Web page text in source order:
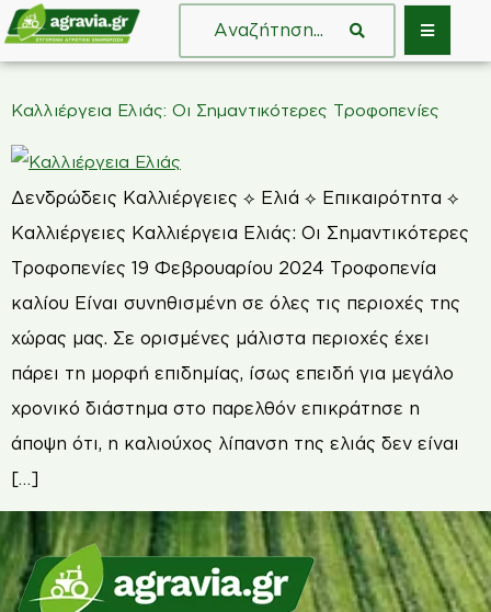
Καλλιέργεια Ελιάς: Οι Σημαντικότερες Τροφοπενίες
Δενδρώδεις Καλλιέργειες ⟡ Ελιά ⟡ Επικαιρότητα ⟡
Καλλιέργειες Καλλιέργεια Ελιάς: Οι Σημαντικότερες
Τροφοπενίες 19 Φεβρουαρίου 2024 Τροφοπενία
καλίου Είναι συνηθισμένη σε όλες τις περιοχές της
χώρας μας. Σε ορισμένες μάλιστα περιοχές έχει
πάρει τη μορφή επιδημίας, ίσως επειδή για μεγάλο
χρονικό διάστημα στο παρελθόν επικράτησε η
άποψη ότι, η καλιούχος λίπανση της ελιάς δεν είναι
[…]